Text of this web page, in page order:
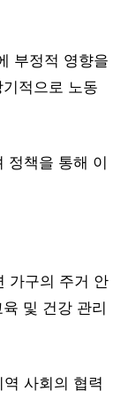
부정적 영향을
적으로 노동
정책을 통해 이
가구의 주거 안
및 건강 관리
사회의 협력